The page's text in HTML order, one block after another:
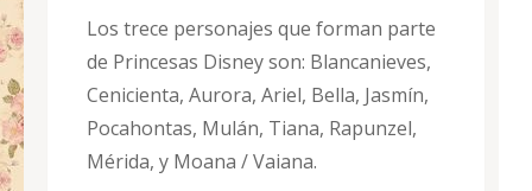
Los trece personajes que forman parte
de Princesas Disney son: Blancanieves,
Cenicienta, Aurora, Ariel, Bella, Jasmín,
Pocahontas, Mulán, Tiana, Rapunzel,
Mérida, y Moana / Vaiana.​